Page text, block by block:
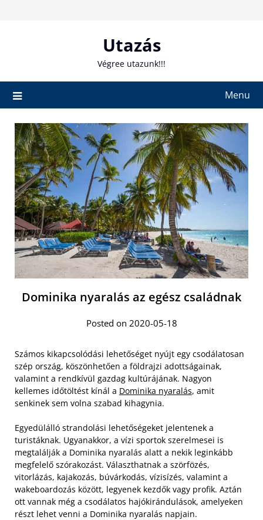
Utazás
Végree utazunk!!!
Menu
Dominika nyaralás az egész családnak
Posted on 2020-05-18
Számos kikapcsolódási lehetőséget nyújt egy csodálatosan
szép ország, köszönhetően a földrajzi adottságainak,
valamint a rendkívül gazdag kultúrájának. Nagyon
kellemes időtöltést kínál a Dominika nyaralás, amit
senkinek sem volna szabad kihagynia.
Egyedülálló strandolási lehetőségeket jelentenek a
turistáknak. Ugyanakkor, a vízi sportok szerelmesei is
megtalálják a Dominika nyaralás alatt a nekik leginkább
megfelelő szórakozást. Választhatnak a szörfözés,
vitorlázás, kajakozás, búvárkodás, vízisízés, valamint a
wakeboardozás között, legyenek kezdők vagy profik. Aztán
ott vannak még a csodálatos hajókirándulások, amelyeken
részt lehet venni a Dominika nyaralás napjain.